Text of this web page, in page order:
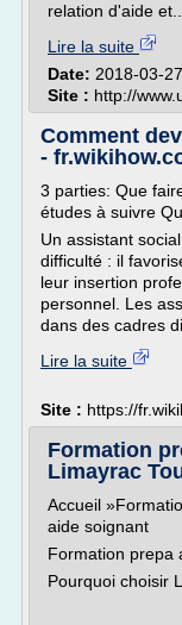
relation d'aide et...
Lire la suite
Date: 2018-03-
Site : http://
Comment
-
3 parties: Que
études à suivre
Un assistant
difficulté : il
leur insertion
personnel. Les
dans des cadres
Lire la suite
Site : https://
Formation
Limayrac
Accueil
aide soignant
Formation prepa
Pourquoi choisir